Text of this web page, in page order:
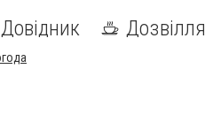
Довідник Дозвілля